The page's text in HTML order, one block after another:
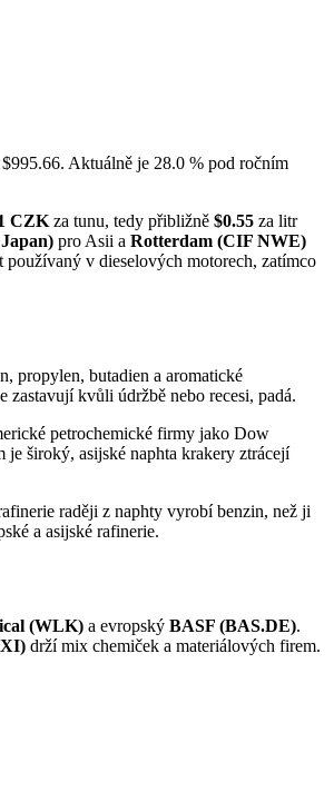
Aktuálně je 28.0 % pod ročním
CZKza tunu, tedy přibližně $0.55 za litr
pro Asii a Rotterdam (CIF NWE)
používaný v dieselových motorech, zatímco
propylen, butadien a aromatické
kvůli údržbě nebo recesi, padá.
petrochemické firmy jako Dow
je široký, asijské naphta krakery ztrácejí
raději z naphty vyrobí benzin, než ji
a asijské rafinerie.
(WLK) a evropský BASF (BAS.DE).
drží mix chemiček a materiálových firem.